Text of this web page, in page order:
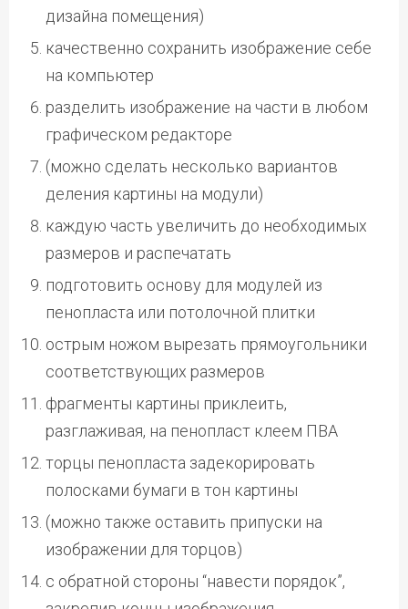
дизайна помещения)
качественно сохранить изображение себе
на компьютер
разделить изображение на части в любом
графическом редакторе
(можно сделать несколько вариантов
деления картины на модули)
каждую часть увеличить до необходимых
размеров и распечатать
подготовить основу для модулей из
пенопласта или потолочной плитки
острым ножом вырезать прямоугольники
соответствующих размеров
фрагменты картины приклеить,
разглаживая, на пенопласт клеем ПВА
торцы пенопласта задекорировать
полосками бумаги в тон картины
(можно также оставить припуски на
изображении для торцов)
с обратной стороны “навести порядок”,